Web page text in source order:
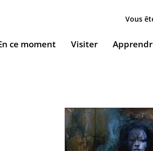
Vous
ce moment
Les Jeudis de l’IMA
Ici & Maintenant
Visiter
le monde arabe
pédagogiques
Ingénierie culturelle
Documents institutionnels